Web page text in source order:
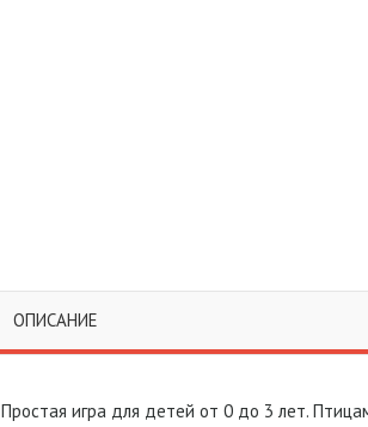
ОПИСАНИЕ
Простая игра для детей от 0 до 3 лет.